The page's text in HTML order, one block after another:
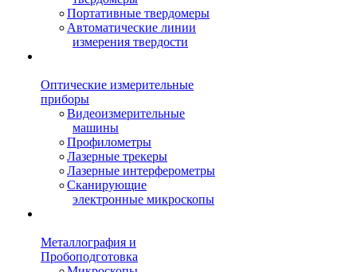
Портативные твердомеры
Автоматические линии
измерения твердости
Оптические измерительные
приборы
Видеоизмерительные
машины
Профилометры
Лазерные трекеры
Лазерные интерферометры
Сканирующие
электронные микроскопы
Металлография и
Пробоподготовка